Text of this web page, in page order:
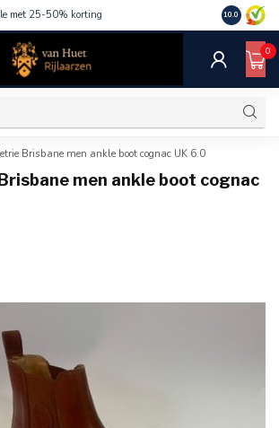
met 25-50% korting 10.0
0
Brisbane men ankle boot cognac UK 6.0
men ankle boot cognac